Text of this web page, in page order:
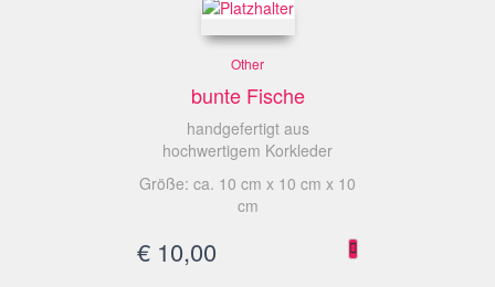
Other
bunte Fische
handgefertigt aus
hochwertigem Korkleder
Größe: ca. 10 cm x 10 cm x 10
cm
€ 10,00